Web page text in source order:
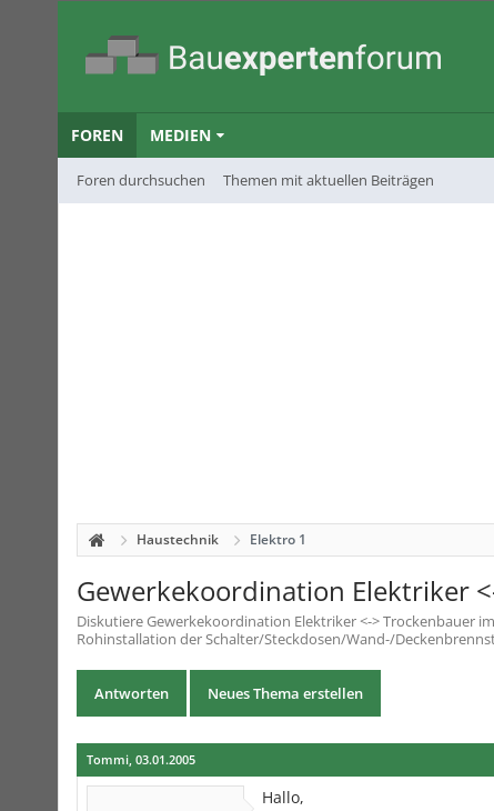
FOREN
Foren durchsuchen Themen mit aktuellen Beiträgen
MEDIEN
Haustechnik Elektro 1
Gewerkekoordination Elektriker
DiskutiereGewerkekoordination Elektriker <-> Trockenbauer im
Rohinstallation der Schalter/Steckdosen/Wand-/
Antworten Neues Thema erstellen
Tommi, 03.01.2005
Hallo,